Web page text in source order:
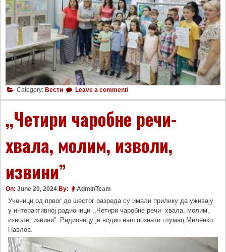
Category: Вести Leave a comment/
,,Четири чаробне речи-
хвала, молим, изволи,
извини”
On: June 20, 2024 By: AdminTeam
Ученици од првог до шестог разреда су имали прилику да уживају
у интерактивној радионици ,,Четири чаробне речи- хвала, молим,
изволи, извини”. Радионицу је водио наш познати глумац Миленко
Павлов.